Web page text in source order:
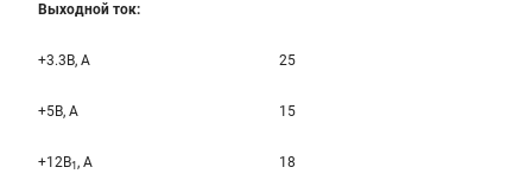
Выходной ток:
+3.3B, А 25
+5B, А 15
+12B1 , A 18